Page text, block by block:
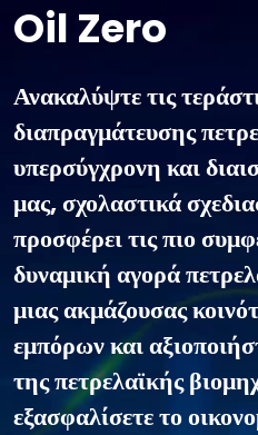
Oil Zero
Ανακαλύψτε τις
διαπραγμάτευσης
υπερσύγχρονη και
μας, σχολαστικά
προσφέρει τις πιο
δυναμική αγορά
μιας ακμάζουσας
εμπόρων και
της πετρελαϊκής
εξασφαλίσετε το